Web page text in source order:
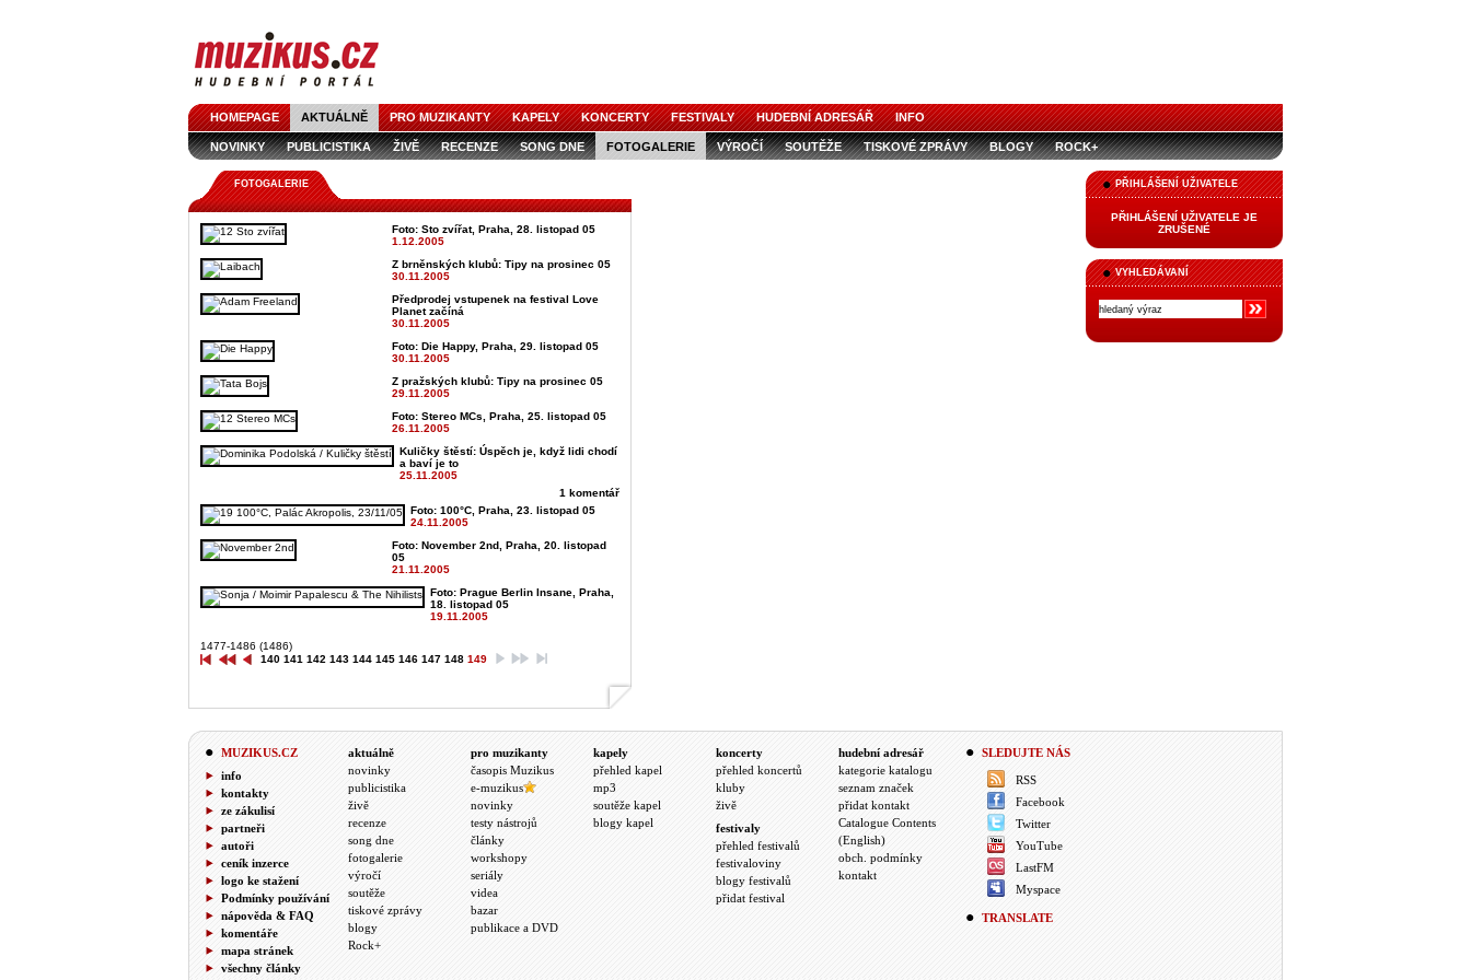
HOMEPAGE AKTUÁLNĚ PRO MUZIKANTY KAPELY KONCERTY FESTIVALY HUDEBNÍ ADRESÁŘ INFO
NOVINKY PUBLICISTIKA ŽIVĚ RECENZE SONG DNE FOTOGALERIE VÝROČÍ SOUTĚŽE TISKOVÉ ZPRÁVY BLOGY ROCK+
PŘIHLÁŠENÍ UŽIVATELE
PŘIHLÁŠENÍ UŽIVATELE JE
ZRUŠENÉ
VYHLEDÁVANÍ
FOTOGALERIE
Foto: Sto zvířat, Praha, 28. listopad 05
1.12.2005
Z brněnských klubů: Tipy na prosinec 05
30.11.2005
Předprodej vstupenek na festival Love
Planet začíná
30.11.2005
Foto: Die Happy, Praha, 29. listopad 05
30.11.2005
Z pražských klubů: Tipy na prosinec 05
29.11.2005
Foto: Stereo MCs, Praha, 25. listopad 05
26.11.2005
Kuličky štěstí: Úspěch je, když lidi chodí
a baví je to
25.11.2005
1 komentář
Foto: 100°C, Praha, 23. listopad 05
24.11.2005
Foto: November 2nd, Praha, 20. listopad
05
21.11.2005
Foto: Prague Berlin Insane, Praha,
18. listopad 05
19.11.2005
1477-1486 (1486)
140 141 142 143 144 145 146 147 148 149
MUZIKUS.CZ
info
kontakty
ze zákulisí
partneři
autoři
ceník inzerce
logo ke stažení
Podmínky používání
nápověda & FAQ
komentáře
mapa stránek
všechny články
aktuálně
novinky
publicistika
živě
recenze
song dne
fotogalerie
výročí
soutěže
tiskové zprávy
blogy
Rock+
pro muzikanty
časopis Muzikus
e-muzikus
novinky
testy nástrojů
články
workshopy
seriály
videa
bazar
publikace a DVD
kapely
přehled kapel
mp3
soutěže kapel
blogy kapel
koncerty
přehled koncertů
kluby
živě
festivaly
přehled festivalů
festivaloviny
blogy festivalů
přidat festival
hudební adresář
kategorie katalogu
seznam značek
přidat kontakt
Catalogue Contents
(English)
obch. podmínky
kontakt
SLEDUJTE NÁS
RSS
Facebook
Twitter
YouTube
LastFM
Myspace
TRANSLATE